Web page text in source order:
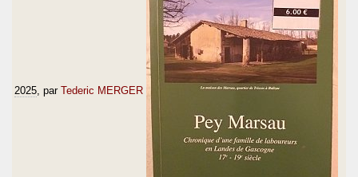
2025 , par Tederic MERGER